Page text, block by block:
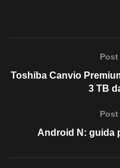
Toshiba Canvio
3 TB
Android N: guida